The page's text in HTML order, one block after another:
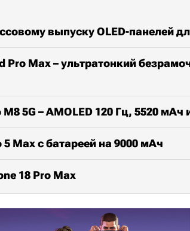
выпуску OLED-панелей
Pro Max – ультратонкий
5G – AMOLED 120 Гц, 5520 мАч
Max с батареей на 9000 мАч
18 Pro Max